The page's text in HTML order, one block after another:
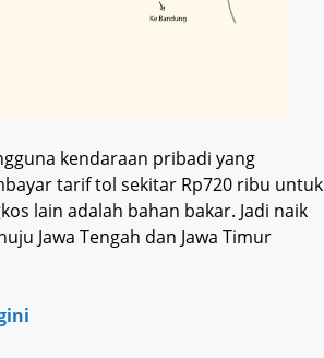
kendaraan pribadi yang
tarif tol sekitar Rp720 ribu untuk
lain adalah bahan bakar. Jadi naik
Jawa Tengah dan Jawa Timur